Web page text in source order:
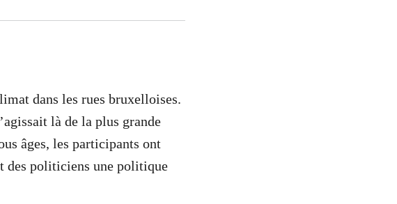
dans les rues bruxelloises.
là de la plus grande
âges, les participants ont
des politiciens une politique